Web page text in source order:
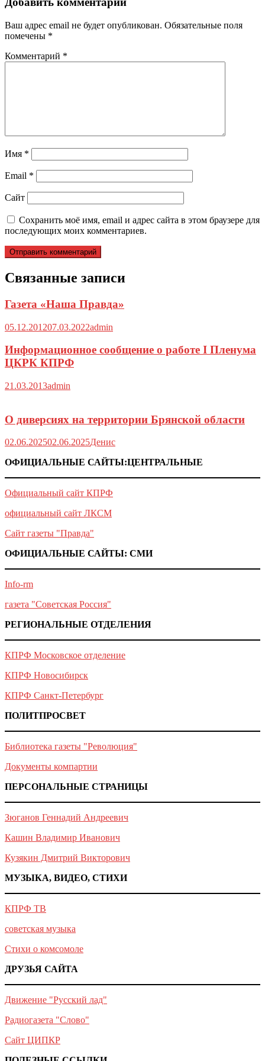
Ваш адрес email не будет опубликован. Обязательные поля
помечены *
Комментарий *
Имя *
Email *
Сайт
Сохранить моё имя, email и адрес сайта в этом браузере для
последующих моих комментариев.
Связанные записи
Газета «Наша Правда»
05.12.201207.03.2022admin
Информационное сообщение о работе I Пленума
ЦКРК КПРФ
21.03.2013admin
О диверсиях на территории Брянской области
02.06.202502.06.2025Денис
ОФИЦИАЛЬНЫЕ САЙТЫ:ЦЕНТРАЛЬНЫЕ
Официальный сайт КПРФ
официальный сайт ЛКСМ
Сайт газеты "Правда"
ОФИЦИАЛЬНЫЕ САЙТЫ: СМИ
Info-rm
газета "Советская Россия"
РЕГИОНАЛЬНЫЕ ОТДЕЛЕНИЯ
КПРФ Московское отделение
КПРФ Новосибирск
КПРФ Санкт-Петербург
ПОЛИТПРОСВЕТ
Библиотека газеты "Революция"
Документы компартии
ПЕРСОНАЛЬНЫЕ СТРАНИЦЫ
Зюганов Геннадий Андреевич
Кашин Владимир Иванович
Кузякин Дмитрий Викторович
МУЗЫКА, ВИДЕО, СТИХИ
КПРФ ТВ
советская музыка
Стихи о комсомоле
ДРУЗЬЯ САЙТА
Движение "Русский лад"
Радиогазета "Слово"
Сайт ЦИПКР